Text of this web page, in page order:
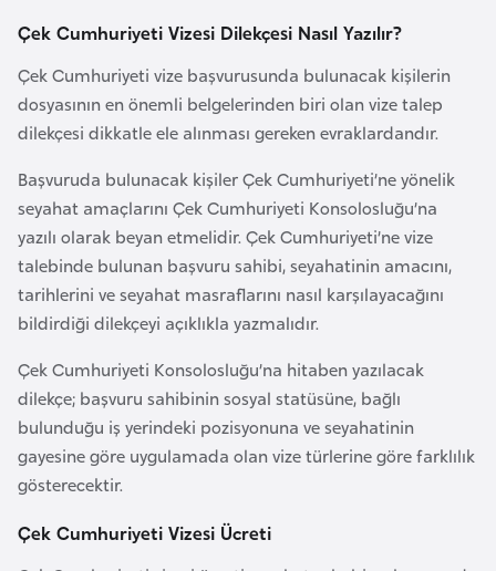
Çek Cumhuriyeti Vizesi Dilekçesi Nasıl Yazılır?
Çek Cumhuriyeti vize başvurusunda bulunacak kişilerin
dosyasının en önemli belgelerinden biri olan vize talep
dilekçesi dikkatle ele alınması gereken evraklardandır.
Başvuruda bulunacak kişiler Çek Cumhuriyeti’ne yönelik
seyahat amaçlarını Çek Cumhuriyeti Konsolosluğu’na
yazılı olarak beyan etmelidir. Çek Cumhuriyeti’ne vize
talebinde bulunan başvuru sahibi, seyahatinin amacını,
tarihlerini ve seyahat masraflarını nasıl karşılayacağını
bildirdiği dilekçeyi açıklıkla yazmalıdır.
Çek Cumhuriyeti Konsolosluğu’na hitaben yazılacak
dilekçe; başvuru sahibinin sosyal statüsüne, bağlı
bulunduğu iş yerindeki pozisyonuna ve seyahatinin
gayesine göre uygulamada olan vize türlerine göre farklılık
gösterecektir.
Çek Cumhuriyeti Vizesi Ücreti
h
u
r
i
e
t
i
C
e
z
a
y
i
r
C